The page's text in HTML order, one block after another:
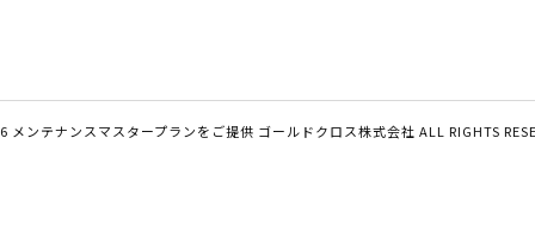
メンテナンスマスタープランをご提供 ゴールドクロス株式会社 ALL RIGHTS